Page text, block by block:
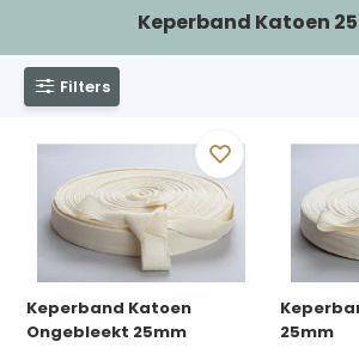
Keperband Katoen
Filters
Keperband Katoen
Ongebleekt 25mm
25mm